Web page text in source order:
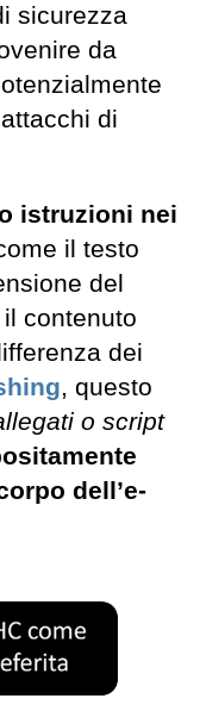
sicurezza
da
di
istruzioni nei
il testo
del
contenuto
dei
, questo
o script
dell’e-